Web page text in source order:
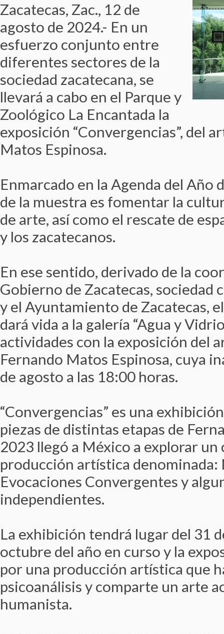
Zacatecas, Zac., 12 de
agosto de 2024.- En un
esfuerzo conjunto entre
diferentes sectores de la
sociedad zacatecana, se
llevará a cabo en el Parque y
Zoológico La Encantada la
exposición “Convergencias”, del
Matos Espinosa.
Enmarcado en la Agenda del Año
de la muestra es fomentar la
de arte, así como el rescate de
y los zacatecanos.
En ese sentido, derivado de la
Gobierno de Zacatecas, sociedad
y el Ayuntamiento de Zacatecas,
dará vida a la galería “Agua y
actividades con la exposición del
Fernando Matos Espinosa, cuya
de agosto a las 18:00 horas.
“Convergencias” es una
piezas de distintas etapas de
2023 llegó a México a explorar un
producción artística denominada:
Evocaciones Convergentes y
independientes.
La exhibición tendrá lugar del 31
octubre del año en curso y la
por una producción artística que
psicoanálisis y comparte un arte
humanista.